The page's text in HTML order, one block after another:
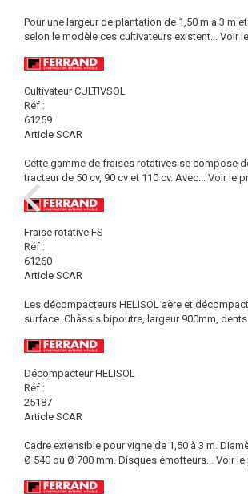
Pour une largeur de plantation de 1,50 m à 3 m
selon le modèle ces cultivateurs existent... Voir
Cultivateur CULTIVSOL
Réf :
61259
Article SCAR
Cette gamme de fraises rotatives se compose
tracteur de 50 cv, 90 cv et 110 cv. Avec... Voir le
Fraise rotative FS
Réf :
61260
Article SCAR
Les décompacteurs HELISOL aère et
surface. Châssis bipoutre, largeur 900mm,
Décompacteur HELISOL
Réf :
25187
Article SCAR
Cadre extensible pour vigne de 1,50 à 3 m.
Ø 540 ou Ø 700 mm. Disques émotteurs... Voir